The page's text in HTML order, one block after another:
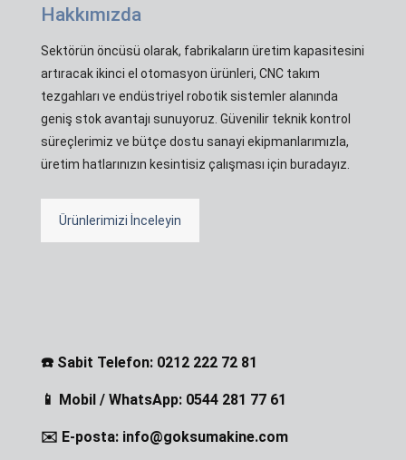
Hakkımızda
Sektörün öncüsü olarak, fabrikaların üretim kapasitesini
artıracak ikinci el otomasyon ürünleri, CNC takım
tezgahları ve endüstriyel robotik sistemler alanında
geniş stok avantajı sunuyoruz. Güvenilir teknik kontrol
süreçlerimiz ve bütçe dostu sanayi ekipmanlarımızla,
üretim hatlarınızın kesintisiz çalışması için buradayız.
Ürünlerimizi İnceleyin
☎️ Sabit Telefon: 0212 222 72 81
📱 Mobil / WhatsApp: 0544 281 77 61
✉️ E-posta: info@goksumakine.com